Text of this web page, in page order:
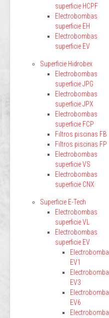
superficie HCPF
Electrobombas
superficie EH
Electrobombas
superficie EV
Superficie Hidrobex
Electrobombas
superficie JPG
Electrobombas
superficie JPX
Electrobombas
superficie FCP
Filtros piscinas FB
Filtros piscinas FP
Electrobombas
superficie VS
Electrobombas
superficie CNX
Superficie E-Tech
Electrobombas
superficie VL
Electrobombas
superficie EV
Electrobomba
EV1
Electrobomba
EV3
Electrobomba
EV6
Electrobomba